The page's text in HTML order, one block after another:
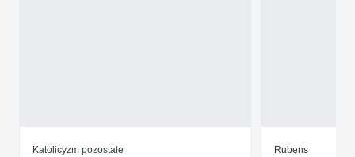
Katolicyzm pozostałe Rubens